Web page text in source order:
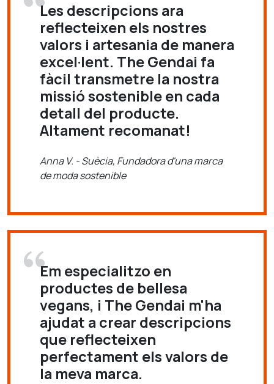
Les descripcions ara
reflecteixen els nostres
valors i artesania de manera
excel·lent. The Gendai fa
fàcil transmetre la nostra
missió sostenible en cada
detall del producte.
Altament recomanat!
Anna V. - Suècia, Fundadora d'una marca
de moda sostenible
Em especialitzo en
productes de bellesa
vegans, i The Gendai m'ha
ajudat a crear descripcions
que reflecteixen
perfectament els valors de
la meva marca.